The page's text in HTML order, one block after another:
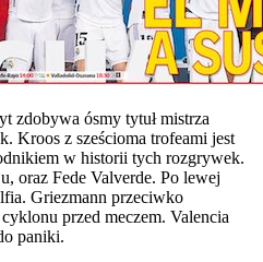
zdobywa ósmy tytuł mistrza
Kroos z sześcioma trofeami jest
w historii tych rozgrywek.
oraz Fede Valverde. Po lewej
Griezmann przeciwko
przed meczem. Valencia
paniki.